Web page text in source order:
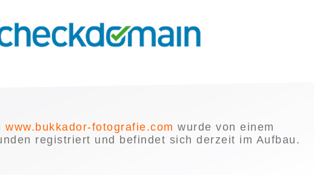
www.bukkador-fotografie.com wurde von einem
registriert und befindet sich derzeit im Aufbau.